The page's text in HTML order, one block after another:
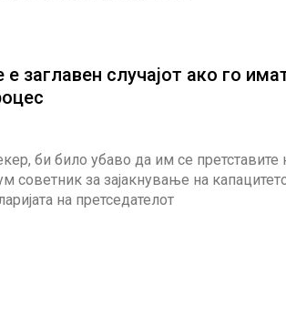
заглавен случајот ако го
би било убаво да им се претставите
советник за зајакнување на
на претседателот